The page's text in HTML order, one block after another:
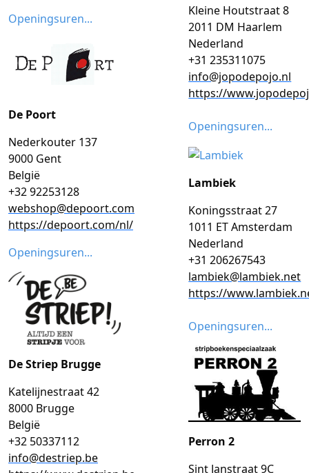
Openingsuren...
De Poort
Nederkouter 137
9000 Gent
België
+32 92253128
webshop@depoort.com
https://depoort.com/nl/
Openingsuren...
De Striep Brugge
Katelijnestraat 42
8000 Brugge
België
+32 50337112
info@destriep.be
Kleine Houtstraat 8
2011 DM Haarlem
Nederland
+31 235311075
info@jopodepojo.nl
https://
Openingsuren...
Lambiek
Koningsstraat 27
1011 ET Amsterdam
Nederland
+31 206267543
lambiek@lambiek.net
https://
Openingsuren...
Perron 2
Sint Janstraat 9C